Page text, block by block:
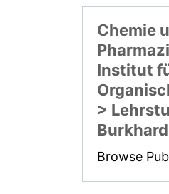
Chemie
Institut
>
Browse